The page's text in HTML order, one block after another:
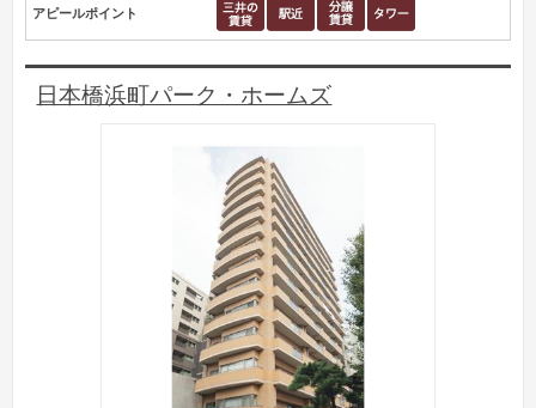
アピールポイント
日本橋浜町パーク・ホームズ